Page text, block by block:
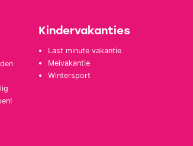
Kindervakanties
Last minute vakantie
Meivakantie
Wintersport